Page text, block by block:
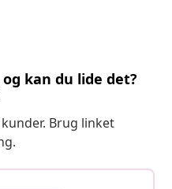
kan du lide det?
Brug linket